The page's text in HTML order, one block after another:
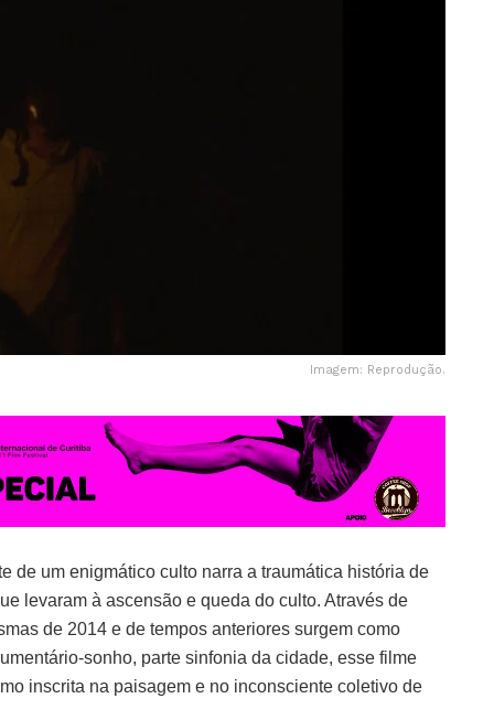
Imagem: Reprodução.
de um enigmático culto narra a traumática história de
levaram à ascensão e queda do culto. Através de
de 2014 e de tempos anteriores surgem como
sonho, parte sinfonia da cidade, esse filme
inscrita na paisagem e no inconsciente coletivo de